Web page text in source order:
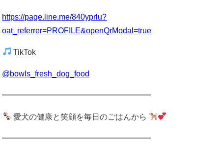
https://page.line.me/840yprlu?
oat_referrer=PROFILE&openQrModal=true
TikTok
@bowls_fresh_dog_food
━━━━━━━━━━━━━━━━━━━
愛犬の健康と笑顔を毎日のごはんから
━━━━━━━━━━━━━━━━━━━